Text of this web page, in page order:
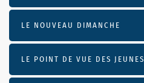
LE NOUVEAU DIMANCHE
LE POINT DE VUE DES JEUNES